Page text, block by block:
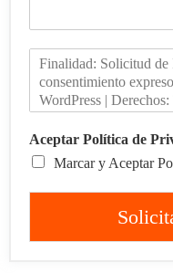
Aceptar Política de
Marcar y Aceptar